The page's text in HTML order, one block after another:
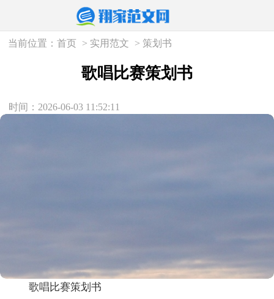
当前位置：首页 > 实用范文 > 策划书
歌唱比赛策划书
时间：2026-06-03 11:52:11
歌唱比赛策划书